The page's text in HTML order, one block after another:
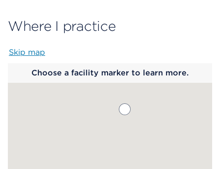
Where I practice
Skip map
Choose a facility marker to learn more.